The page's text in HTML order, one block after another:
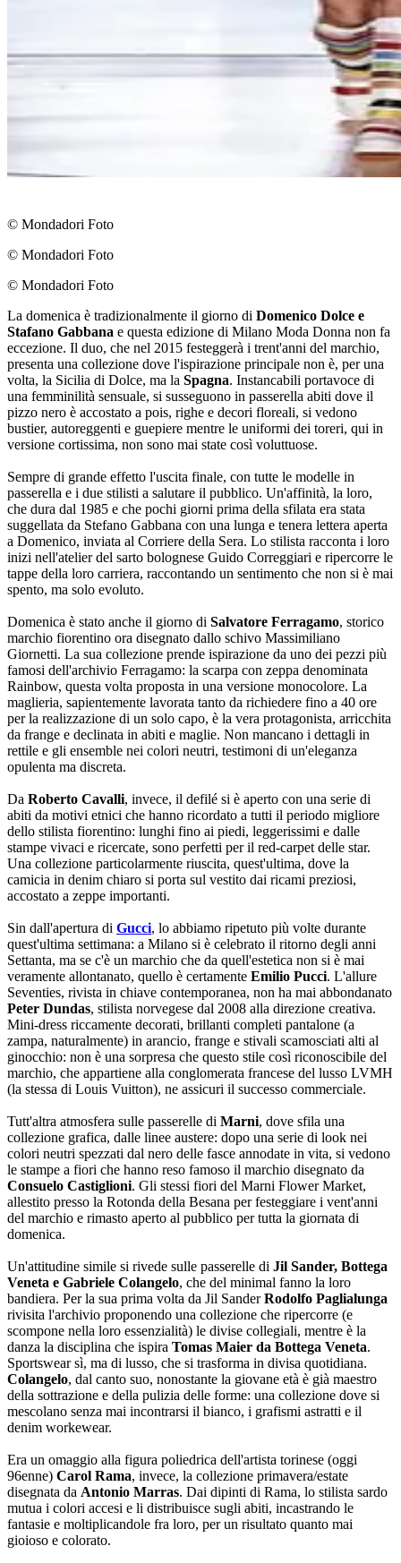
© Mondadori Foto
© Mondadori Foto
© Mondadori Foto
La domenica è tradizionalmente il giorno di Domenico Dolce e
Stafano Gabbana e questa edizione di Milano Moda Donna non fa
eccezione. Il duo, che nel 2015 festeggerà i trent'anni del marchio,
presenta una collezione dove l'ispirazione principale non è, per una
volta, la Sicilia di Dolce, ma la Spagna. Instancabili portavoce di
una femminilità sensuale, si susseguono in passerella abiti dove il
pizzo nero è accostato a pois, righe e decori floreali, si vedono
bustier, autoreggenti e guepiere mentre le uniformi dei toreri, qui in
versione cortissima, non sono mai state così voluttuose.
Sempre di grande effetto l'uscita finale, con tutte le modelle in
passerella e i due stilisti a salutare il pubblico. Un'affinità, la loro,
che dura dal 1985 e che pochi giorni prima della sfilata era stata
suggellata da Stefano Gabbana con una lunga e tenera lettera aperta
a Domenico, inviata al Corriere della Sera. Lo stilista racconta i loro
inizi nell'atelier del sarto bolognese Guido Correggiari e ripercorre le
tappe della loro carriera, raccontando un sentimento che non si è mai
spento, ma solo evoluto.
Domenica è stato anche il giorno di Salvatore Ferragamo, storico
marchio fiorentino ora disegnato dallo schivo Massimiliano
Giornetti. La sua collezione prende ispirazione da uno dei pezzi più
famosi dell'archivio Ferragamo: la scarpa con zeppa denominata
Rainbow, questa volta proposta in una versione monocolore. La
maglieria, sapientemente lavorata tanto da richiedere fino a 40 ore
per la realizzazione di un solo capo, è la vera protagonista, arricchita
da frange e declinata in abiti e maglie. Non mancano i dettagli in
rettile e gli ensemble nei colori neutri, testimoni di un'eleganza
opulenta ma discreta.
Da Roberto Cavalli, invece, il defilé si è aperto con una serie di
abiti da motivi etnici che hanno ricordato a tutti il periodo migliore
dello stilista fiorentino: lunghi fino ai piedi, leggerissimi e dalle
stampe vivaci e ricercate, sono perfetti per il red-carpet delle star.
Una collezione particolarmente riuscita, quest'ultima, dove la
camicia in denim chiaro si porta sul vestito dai ricami preziosi,
accostato a zeppe importanti.
Sin dall'apertura di Gucci, lo abbiamo ripetuto più volte durante
quest'ultima settimana: a Milano si è celebrato il ritorno degli anni
Settanta, ma se c'è un marchio che da quell'estetica non si è mai
veramente allontanato, quello è certamente Emilio Pucci. L'allure
Seventies, rivista in chiave contemporanea, non ha mai abbondanato
Peter Dundas, stilista norvegese dal 2008 alla direzione creativa.
Mini-dress riccamente decorati, brillanti completi pantalone (a
zampa, naturalmente) in arancio, frange e stivali scamosciati alti al
ginocchio: non è una sorpresa che questo stile così riconoscibile del
marchio, che appartiene alla conglomerata francese del lusso LVMH
(la stessa di Louis Vuitton), ne assicuri il successo commerciale.
Tutt'altra atmosfera sulle passerelle di Marni, dove sfila una
collezione grafica, dalle linee austere: dopo una serie di look nei
colori neutri spezzati dal nero delle fasce annodate in vita, si vedono
le stampe a fiori che hanno reso famoso il marchio disegnato da
Consuelo Castiglioni. Gli stessi fiori del Marni Flower Market,
allestito presso la Rotonda della Besana per festeggiare i vent'anni
del marchio e rimasto aperto al pubblico per tutta la giornata di
domenica.
Un'attitudine simile si rivede sulle passerelle di Jil Sander, Bottega
Veneta e Gabriele Colangelo, che del minimal fanno la loro
bandiera. Per la sua prima volta da Jil SanderRodolfo Paglialunga
rivisita l'archivio proponendo una collezione che ripercorre (e
scompone nella loro essenzialità) le divise collegiali, mentre è la
danza la disciplina che ispira Tomas Maier da Bottega Veneta.
Sportswear sì, ma di lusso, che si trasforma in divisa quotidiana.
Colangelo, dal canto suo, nonostante la giovane età è già maestro
della sottrazione e della pulizia delle forme: una collezione dove si
mescolano senza mai incontrarsi il bianco, i grafismi astratti e il
denim workewear.
Era un omaggio alla figura poliedrica dell'artista torinese (oggi
96enne) Carol Rama, invece, la collezione primavera/estate
disegnata da Antonio Marras. Dai dipinti di Rama, lo stilista sardo
mutua i colori accesi e li distribuisce sugli abiti, incastrando le
fantasie e moltiplicandole fra loro, per un risultato quanto mai
gioioso e colorato.